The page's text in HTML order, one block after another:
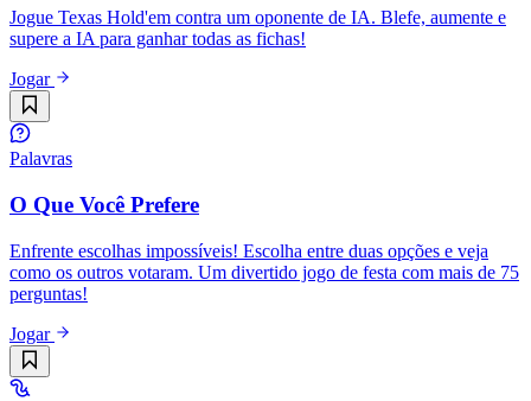
Jogue Texas Hold'em contra um oponente de IA. Blefe, aumente e
supere a IA para ganhar todas as fichas!
Jogar
Palavras
O Que Você Prefere
Enfrente escolhas impossíveis! Escolha entre duas opções e veja
como os outros votaram. Um divertido jogo de festa com mais de 75
perguntas!
Jogar